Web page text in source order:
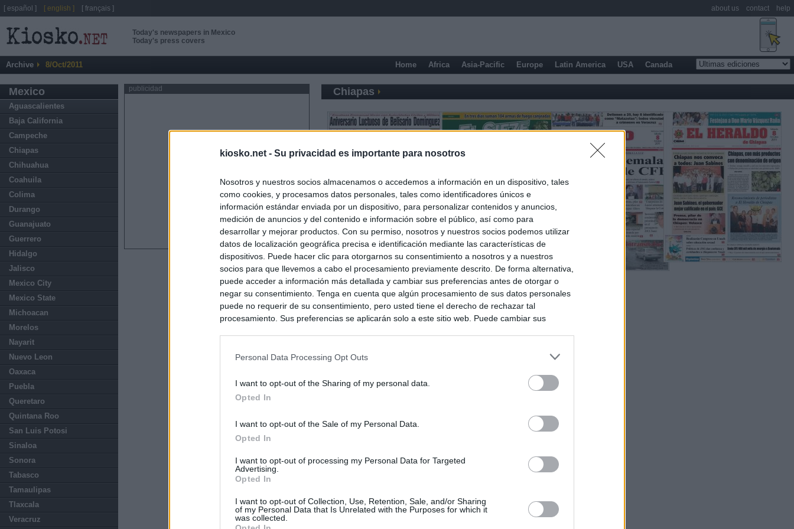
kiosko.net - Su privacidad es importante para nosotros
Nosotros y nuestros socios almacenamos o accedemos a información en un dispositivo, tales
como cookies, y procesamos datos personales, tales como identificadores únicos e
información estándar enviada por un dispositivo, para personalizar contenidos y anuncios,
medición de anuncios y del contenido e información sobre el público, así como para
desarrollar y mejorar productos. Con su permiso, nosotros y nuestros socios podemos utilizar
datos de localización geográfica precisa e identificación mediante las características de
dispositivos. Puede hacer clic para otorgarnos su consentimiento a nosotros y a nuestros
socios para que llevemos a cabo el procesamiento previamente descrito. De forma alternativa,
puede acceder a información más detallada y cambiar sus preferencias antes de otorgar o
negar su consentimiento. Tenga en cuenta que algún procesamiento de sus datos personales
puede no requerir de su consentimiento, pero usted tiene el derecho de rechazar tal
procesamiento. Sus preferencias se aplicarán solo a este sitio web. Puede cambiar sus
Personal Data Processing Opt Outs
I want to opt-out of the Sharing of my personal data.
Opted In
I want to opt-out of the Sale of my Personal Data.
Opted In
I want to opt-out of processing my Personal Data for Targeted
Advertising.
Opted In
I want to opt-out of Collection, Use, Retention, Sale, and/or Sharing
of my Personal Data that Is Unrelated with the Purposes for which it
was collected.
Today's newspapers in Mexico
Today's press covers
Archive 8/Oct/2011 Home Africa Asia-Pacific Europe Latin America USA Canada
Mexico
Aguascalientes
Baja California
Campeche
Chiapas
Chihuahua
Coahuila
Colima
Durango
Guanajuato
Guerrero
Hidalgo
Jalisco
Mexico City
Mexico State
Michoacan
Morelos
Nayarit
Nuevo Leon
Oaxaca
Puebla
Queretaro
Quintana Roo
San Luis Potosi
Sinaloa
Sonora
Tabasco
Tamaulipas
Tlaxcala
Veracruz
publicidad Chiapas
[ español ] [ english ] [ français ] about us contact help